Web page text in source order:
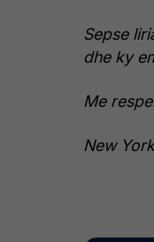
Sepse
dhe ky
Me
New